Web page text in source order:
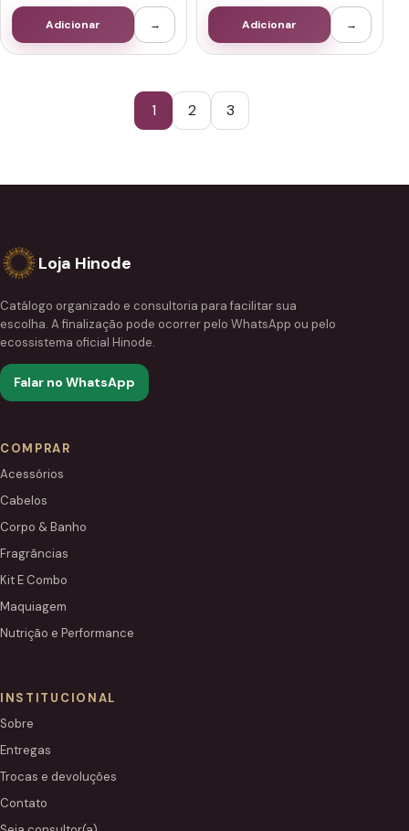
Adicionar → Adicionar →
1 2 3
Loja Hinode
Catálogo organizado e consultoria para facilitar sua
escolha. A finalização pode ocorrer pelo WhatsApp ou pelo
ecossistema oficial Hinode.
Falar no WhatsApp
COMPRAR
Acessórios
Cabelos
Corpo & Banho
Fragrâncias
Kit E Combo
Maquiagem
Nutrição e Performance
INSTITUCIONAL
Sobre
Entregas
Trocas e devoluções
Contato